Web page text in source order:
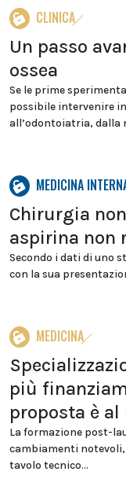
CLINICA
Un passo
ossea
Se le prime
possibile intervenire
all’odontoiatria, dalla
MEDICINA
Chirurgia
aspirina non
Secondo i dati di uno
con la sua
MEDICINA
più
proposta è
La formazione post-
cambiamenti
tavolo tecnico...